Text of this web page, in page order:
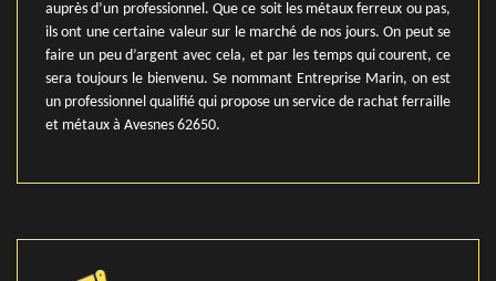
auprès d’un professionnel. Que ce soit les métaux ferreux ou pas,
ils ont une certaine valeur sur le marché de nos jours. On peut se
faire un peu d’argent avec cela, et par les temps qui courent, ce
sera toujours le bienvenu. Se nommant Entreprise Marin, on est
un professionnel qualifié qui propose un service de rachat ferraille
et métaux à Avesnes 62650.